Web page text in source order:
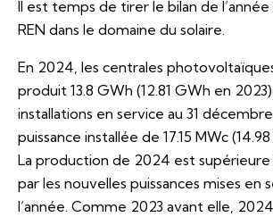
Il est temps de tirer le bilan de
REN dans le domaine du solaire.
En 2024, les centrales
produit 13.8 GWh (12.81 GWh en
installations en service au 31
puissance installée de 17.15 MWc
La production de 2024 est supérieure
par les nouvelles puissances mises en
l’année. Comme 2023 avant elle,